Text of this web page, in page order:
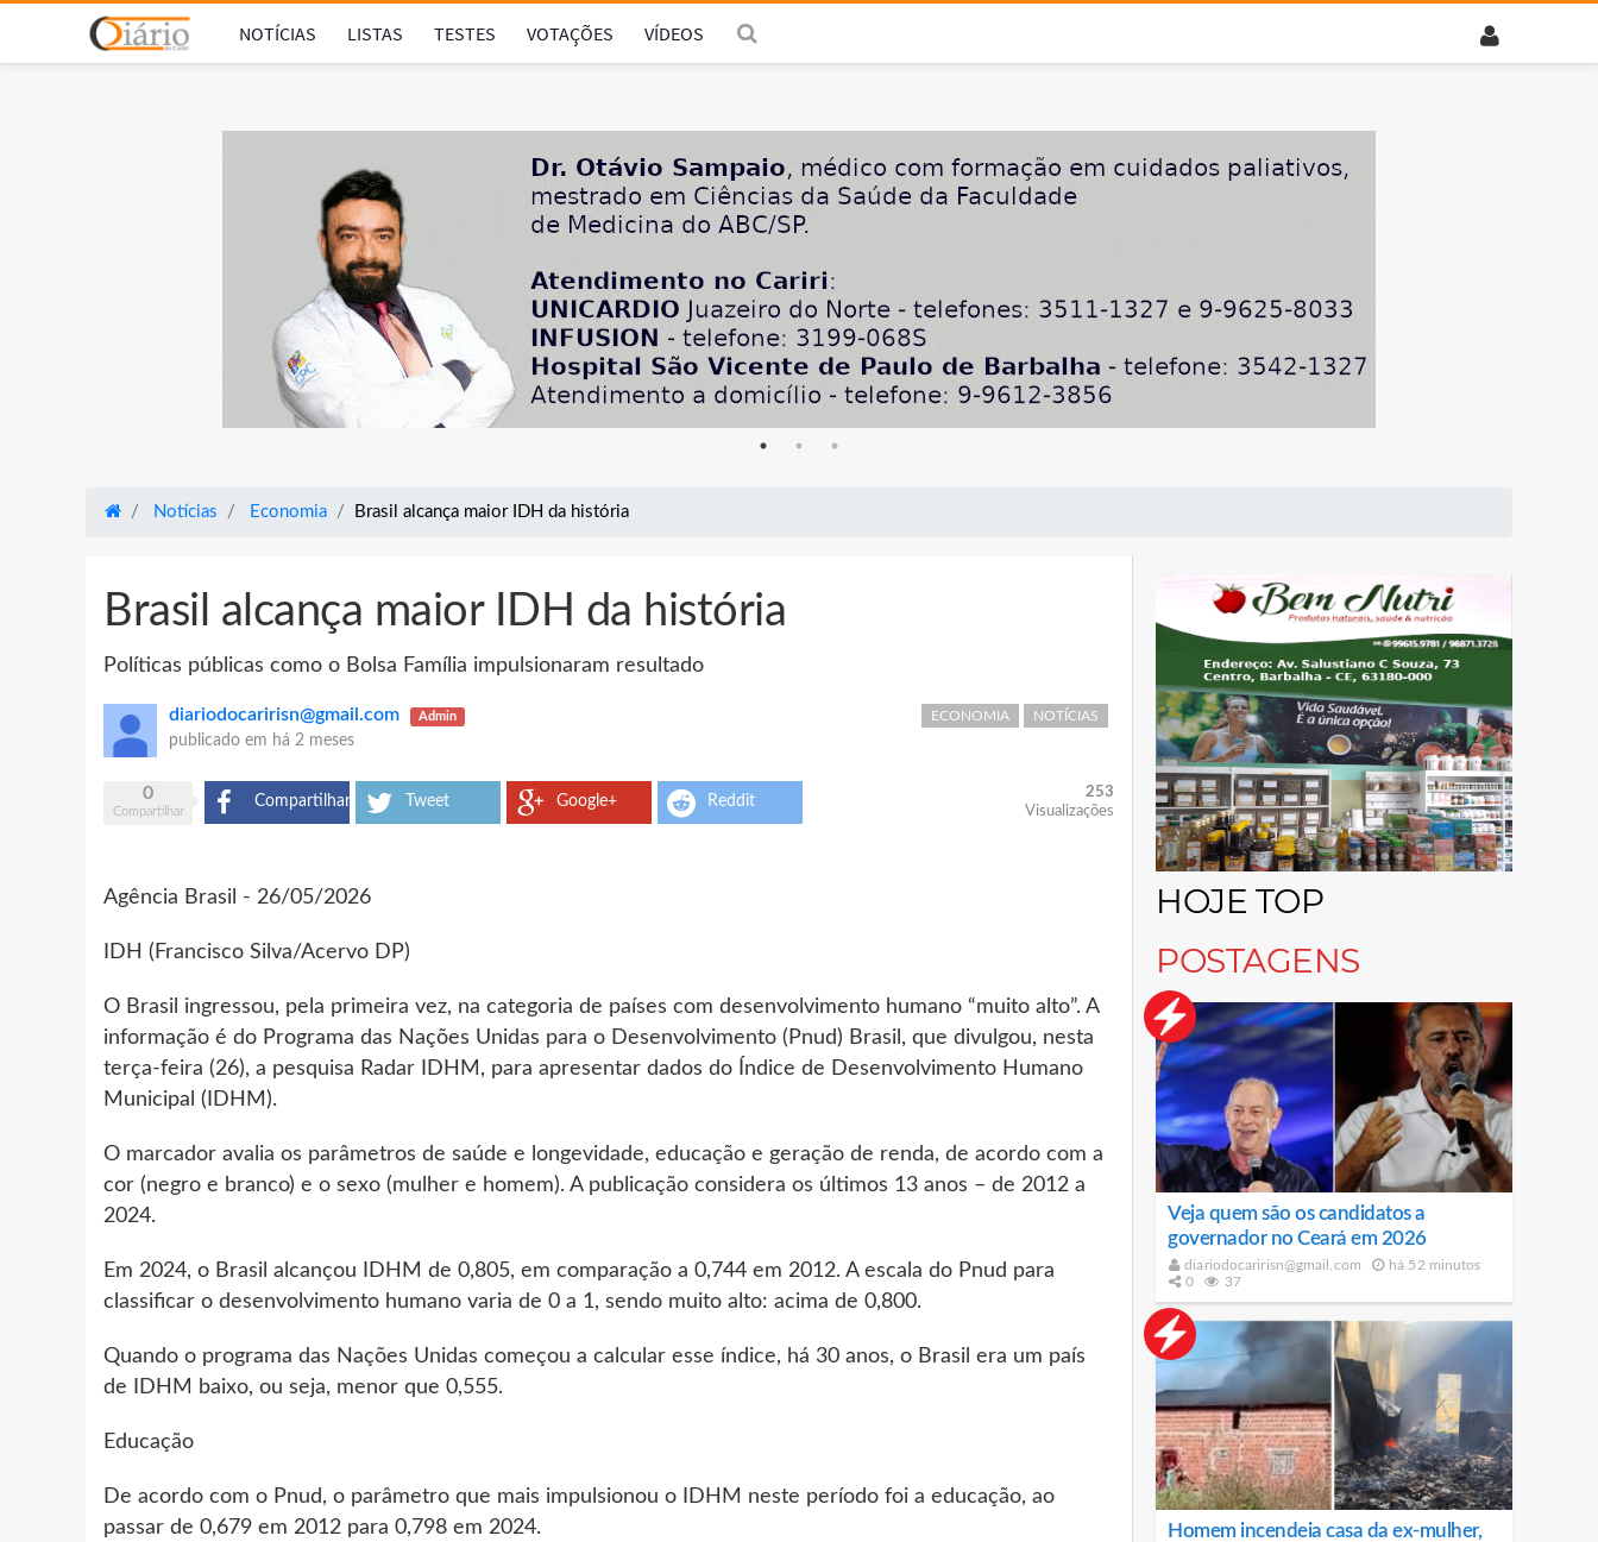
NOTÍCIAS LISTAS TESTES VOTAÇÕES VÍDEOS
Notícias Economia Brasil alcança maior IDH da história
Brasil alcança maior IDH da história
Políticas públicas como o Bolsa Família impulsionaram resultado
diariodocaririsn@gmail.com Admin
publicado em há 2 meses
ECONOMIA NOTÍCIAS
0
Compartilhar
Compartilhar Tweet Google+ Reddit
253
Visualizações
Agência Brasil - 26/05/2026
IDH (Francisco Silva/Acervo DP)
O Brasil ingressou, pela primeira vez, na categoria de países com desenvolvimento humano “muito alto”. A
informação é do Programa das Nações Unidas para o Desenvolvimento (Pnud) Brasil, que divulgou, nesta
terça-feira (26), a pesquisa Radar IDHM, para apresentar dados do Índice de Desenvolvimento Humano
Municipal (IDHM).
O marcador avalia os parâmetros de saúde e longevidade, educação e geração de renda, de acordo com a
cor (negro e branco) e o sexo (mulher e homem). A publicação considera os últimos 13 anos – de 2012 a
2024.
Em 2024, o Brasil alcançou IDHM de 0,805, em comparação a 0,744 em 2012. A escala do Pnud para
classificar o desenvolvimento humano varia de 0 a 1, sendo muito alto: acima de 0,800.
Quando o programa das Nações Unidas começou a calcular esse índice, há 30 anos, o Brasil era um país
de IDHM baixo, ou seja, menor que 0,555.
Educação
De acordo com o Pnud, o parâmetro que mais impulsionou o IDHM neste período foi a educação, ao
passar de 0,679 em 2012 para 0,798 em 2024.
HOJE TOP
POSTAGENS
Veja quem são os candidatos a
governador no Ceará em 2026
diariodocaririsn@gmail.com
há 52 minutos
0
37
Homem incendeia casa da ex-mulher,